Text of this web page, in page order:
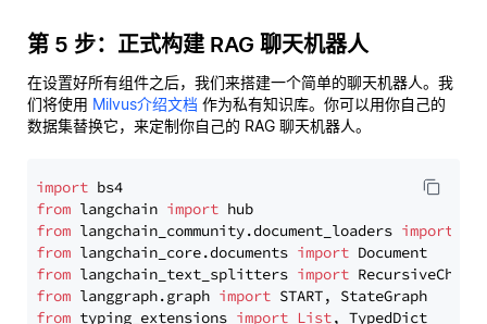
第 5 步：正式构建 RAG 聊天机器人
在设置好所有组件之后，我们来搭建一个简单的聊天机器人。我
们将使用 Milvus介绍文档 作为私有知识库。你可以用你自己的
数据集替换它，来定制你自己的 RAG 聊天机器人。
import
from langchain import
from langchain_community.document_loaders import
from langchain_core.documents import
from langchain_text_splitters import
from langgraph.graph import
from typing_extensions import List, TypedDict